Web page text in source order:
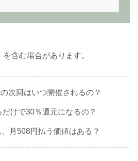
含む場合があります。
次回はいつ開催されるの？
けで30％還元になるの？
月508円払う価値はある？